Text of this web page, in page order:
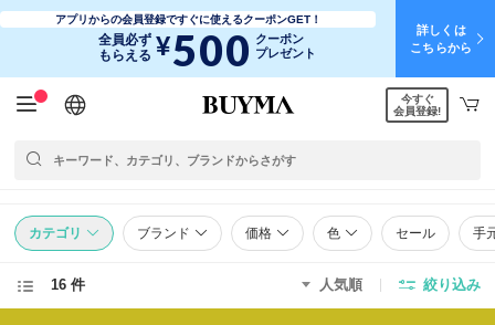
アプリからの会員登録ですぐに使えるクーポンGET！
全員必ず
もらえる ¥500 クーポン
プレゼント
詳しくは
こちらから
日本語
English
简体中文
繁體中文
今すぐ
会員登録!
カテゴリ ブランド 価格 色 セール 手
16 件 人気順 絞り込み